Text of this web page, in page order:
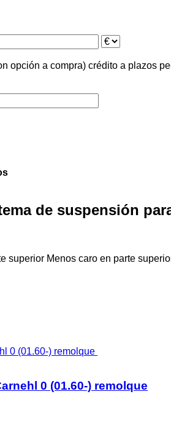
opción a compra) crédito a plazos
de suspensión
superior Menos caro en parte
0 (01.60-) remolque